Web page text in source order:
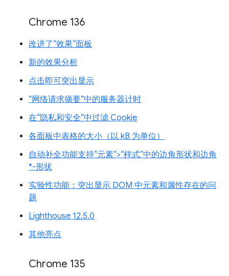
Chrome 136
改进了“效果”面板
新的效果分析
点击即可突出显示
“网络请求摘要”中的服务器计时
在“隐私和安全”中过滤 Cookie
各面板中表格的大小（以 kB 为单位）
自动补全功能支持“元素”>“样式”中的边角形状和边角
*-形状
实验性功能：突出显示 DOM 中元素和属性存在的问
题
Lighthouse 12.5.0
其他亮点
Chrome 135